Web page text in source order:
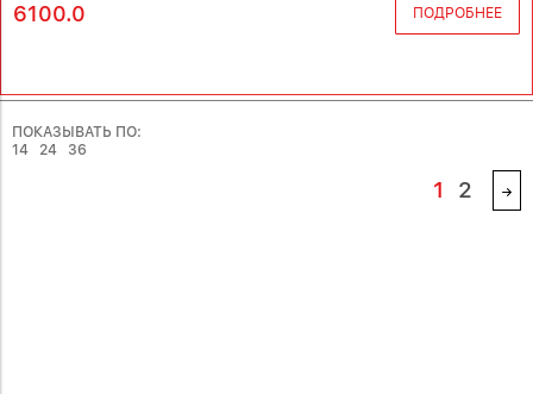
6100.0 ПОДРОБНЕЕ
ПОКАЗЫВАТЬ ПО:
14
24 36
1 2